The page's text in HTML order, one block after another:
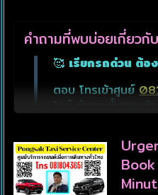
คำถามที่พบบ่อยเกี่ยวกั
🥰 เรียกรถด่วน ต้อ
ตอบ โทรเข้าศูนย์
ไลน์ ทำตามขั้นตอนข้
ตอบ เรียกได้ครับ มีร
ทะเบียนไว้ ให้บริการ